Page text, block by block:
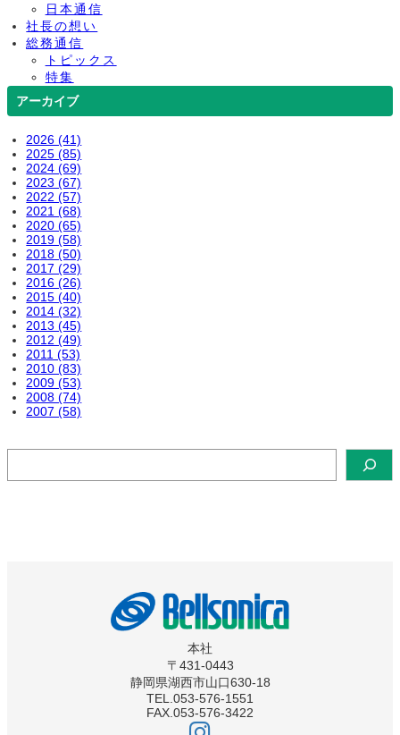
日本通信
社長の想い
総務通信
トピックス
特集
アーカイブ
2026 (41)
2025 (85)
2024 (69)
2023 (67)
2022 (57)
2021 (68)
2020 (65)
2019 (58)
2018 (50)
2017 (29)
2016 (26)
2015 (40)
2014 (32)
2013 (45)
2012 (49)
2011 (53)
2010 (83)
2009 (53)
2008 (74)
2007 (58)
本社
〒431-0443
静岡県湖西市山口630-18
TEL.053-576-1551
FAX.053-576-3422
ベ